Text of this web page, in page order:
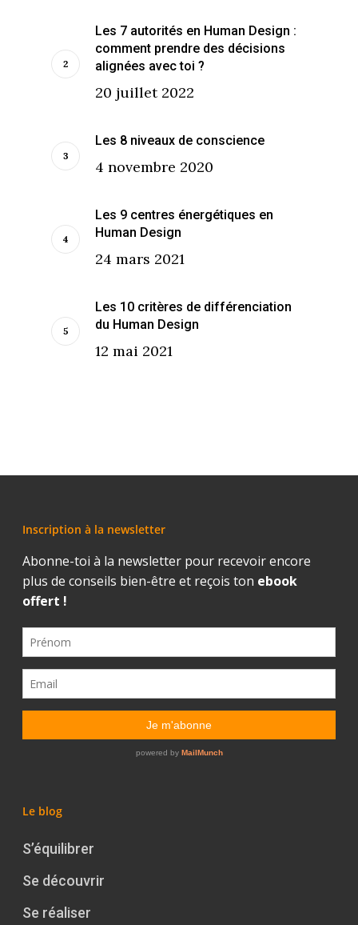
Les 7 autorités en Human Design :
comment prendre des décisions
alignées avec toi ?
20 juillet 2022
Les 8 niveaux de conscience
4 novembre 2020
Les 9 centres énergétiques en
Human Design
24 mars 2021
Les 10 critères de différenciation
du Human Design
12 mai 2021
Inscription à la newsletter
Le blog
S’équilibrer
Se découvrir
Se réaliser